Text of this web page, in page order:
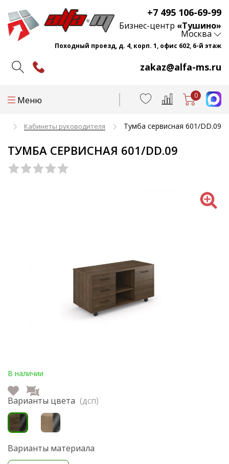
+7 495 106-69-99
zakaz@alfa-ms.ru
Бизнес-центр «Тушино»
Москва
Походный проезд, д. 4, корп. 1, офис 602, 6-й этаж
Меню 0
Кабинеты руководителя Тумба сервисная 601/DD.09
ТУМБА СЕРВИСНАЯ 601/DD.09
В наличии
Варианты цвета (дсп)
Варианты материала